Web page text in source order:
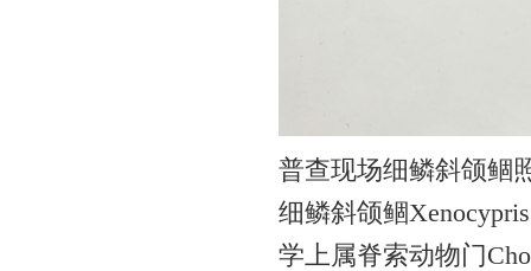
普查现场细鳞斜颌鲴
细鳞斜颌鲴
学上属脊索动物门